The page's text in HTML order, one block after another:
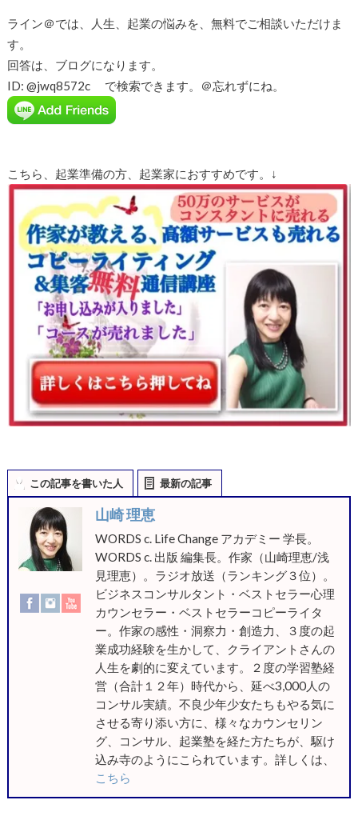
ライン＠では、人生、起業の悩みを、無料でご相談いただけま
す。
回答は、ブログになります。
ID: @jwq8572c で検索できます。＠忘れずにね。
こちら、起業準備の方、起業家におすすめです。↓
この記事を書いた人 最新の記事
山崎 理恵
WORDS c. Life Change アカデミー 学長。
WORDS c. 出版 編集長。作家（山崎理恵/浅
見理恵）。ラジオ放送（ランキング３位）。
ビジネスコンサルタント・ベストセラー心理
カウンセラー・ベストセラーコピーライタ
ー。作家の感性・洞察力・創造力、３度の起
業成功経験を生かして、クライアントさんの
人生を劇的に変えています。２度の学習塾経
営（合計１２年）時代から、延べ3,000人の
コンサル実績。不良少年少女たちもやる気に
させる寄り添い方に、様々なカウンセリン
グ、コンサル、起業塾を経た方たちが、駆け
込み寺のようにこられています。詳しくは、
こちら